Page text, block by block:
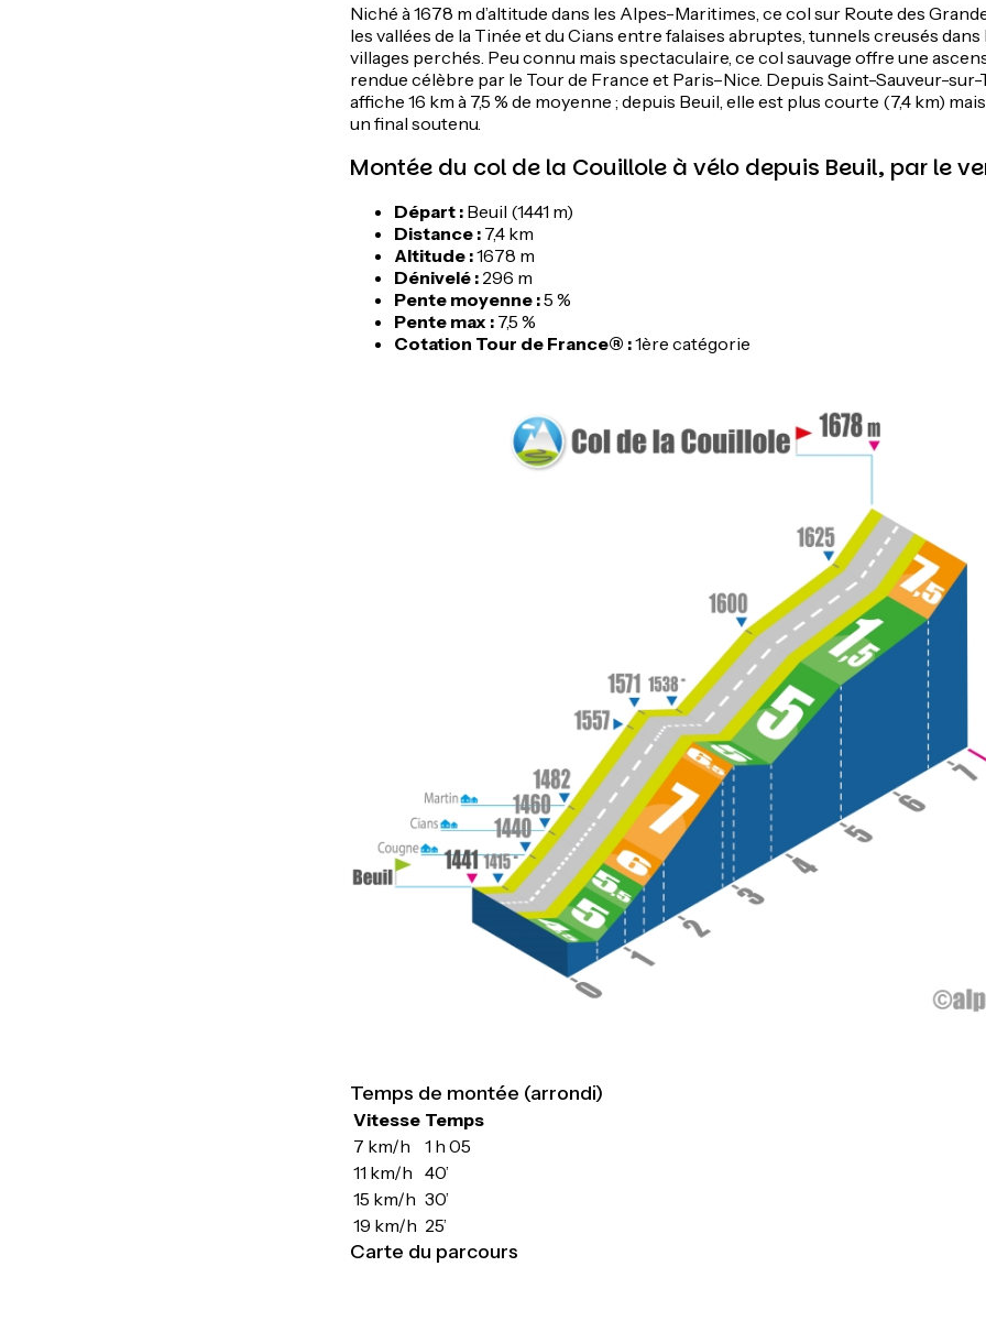
Niché à 1678 m d’altitude dans les Alpes-Maritimes, ce col sur Route des
les vallées de la Tinée et du Cians entre falaises abruptes, tunnels creusés
villages perchés. Peu connu mais spectaculaire, ce col sauvage offre une
rendue célèbre par le Tour de France et Paris–Nice. Depuis Saint-Sauveur-sur-
affiche 16 km à 7,5 % de moyenne ; depuis Beuil, elle est plus courte (7,4 km)
un final soutenu.
Montée du col de la Couillole à vélo depuis Beuil, par le
Départ : Beuil (1441 m)
Distance : 7,4 km
Altitude :1678 m
Dénivelé : 296 m
Pente moyenne :5 %
Pente max : 7,5 %
Cotation Tour de France® :1ère catégorie
Temps de montée (arrondi)
Vitesse Temps
7 km/h
1 h 05
11 km/h 40’
15 km/h 30’
19 km/h 25’
Carte du parcours